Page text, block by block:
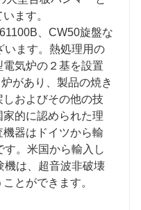
ます。
、CW50旋盤な
います。熱処理用の
気炉の２基を設置
があり、製品の焼き
およびその他の技
的に認められた理
器はドイツから輸
す。米国から輸入し
機は、超音波非破壊
とができます。